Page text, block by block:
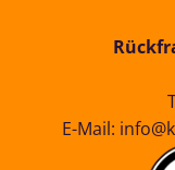
E-Mail: